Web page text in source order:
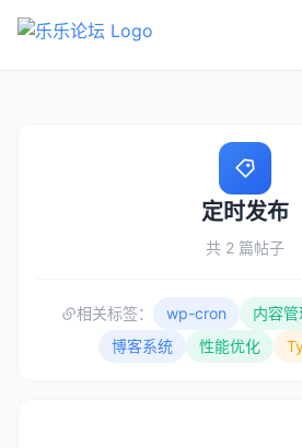
定时发布
共 2 篇帖子
相关标签： wp-cron 内容管
博客系统
性能优化